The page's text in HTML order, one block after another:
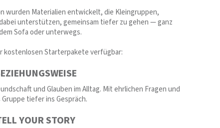
wurden Materialien entwickelt, die Kleingruppen,
unterstützen, gemeinsam tiefer zu gehen — ganz
Sofa oder unterwegs.
kostenlosen Starterpakete verfügbar:
und Glauben im Alltag. Mit ehrlichen Fragen und
tiefer ins Gespräch.
YOUR STORY